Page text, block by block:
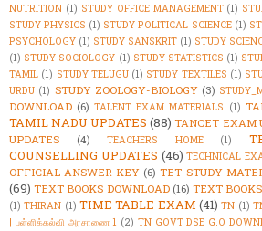
NUTRITION (1) STUDY OFFICE MANAGEMENT (1)
STUDY PHYSICS (1) STUDY POLITICAL SCIENCE (1)
PSYCHOLOGY (1) STUDY SANSKRIT (1) STUDY
(1) STUDY SOCIOLOGY (1) STUDY STATISTICS (1)
TAMIL (1) STUDY TELUGU (1) STUDY TEXTILES (1)
URDU (1) STUDY ZOOLOGY-BIOLOGY (3)
DOWNLOAD (6) TALENT EXAM MATERIALS (1)
TAMIL NADU UPDATES (88) TANCET EXAM
UPDATES
(4) TEACHERS HOME (1)
COUNSELLING UPDATES (46) TECHNICAL
OFFICIAL ANSWER KEY (6) TET STUDY
(69) TEXT BOOKS DOWNLOAD (16) TEXT
(1) THIRAN (1) TIME TABLE EXAM (41) TN (1)
| பள்ளிக்கல்வி அரசாணை 1 (2) TN GOVT DSE G.O